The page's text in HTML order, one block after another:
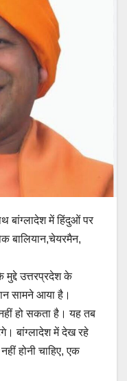
बांग्लादेश में हिंदुओं पर
बालियान,चेयरमैन,
मुद्दे उत्तरप्रदेश के
सामने आया है।
हो सकता है। यह तब
बांग्लादेश में देख रहे
होनी चाहिए, एक